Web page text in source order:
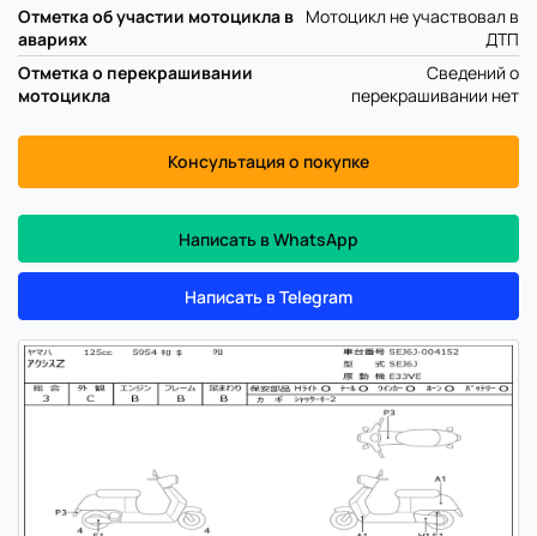
Отметка об участии мотоцикла в
авариях
Мотоцикл не участвовал в
ДТП
Отметка о перекрашивании
мотоцикла
Сведений о
перекрашивании нет
Консультация о покупке
Написать в WhatsApp
Написать в Telegram